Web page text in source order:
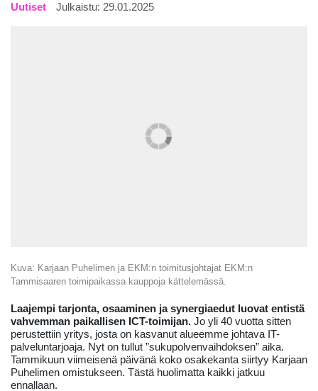
Uutiset Julkaistu: 29.01.2025
Kuva: Karjaan Puhelimen ja EKM:n toimitusjohtajat EKM:n
Tammisaaren toimipaikassa kauppoja kättelemässä.
Laajempi tarjonta, osaaminen ja synergiaedut luovat entistä
vahvemman paikallisen ICT-toimijan. Jo yli 40 vuotta sitten
perustettiin yritys, josta on kasvanut alueemme johtava IT-
palveluntarjoaja. Nyt on tullut ”sukupolvenvaihdoksen” aika.
Tammikuun viimeisenä päivänä koko osakekanta siirtyy Karjaan
Puhelimen omistukseen. Tästä huolimatta kaikki jatkuu
ennallaan.